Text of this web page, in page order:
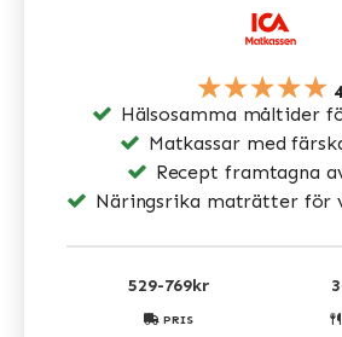
★★★★★
Hälsosamma måltider
Matkassar med
Recept framtagna
Näringsrika maträtter för
PRIS
529-769kr